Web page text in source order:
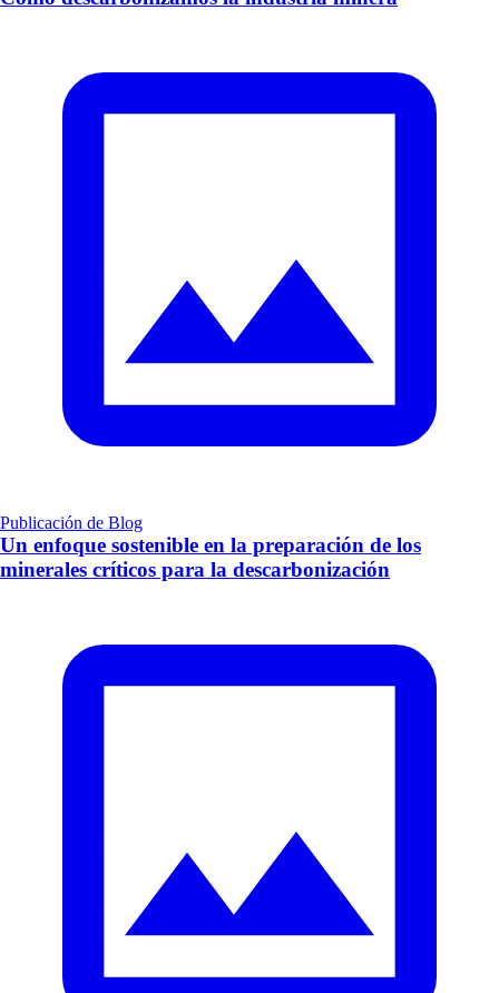
Publicación de Blog
Un enfoque sostenible en la preparación de los
minerales críticos para la descarbonización